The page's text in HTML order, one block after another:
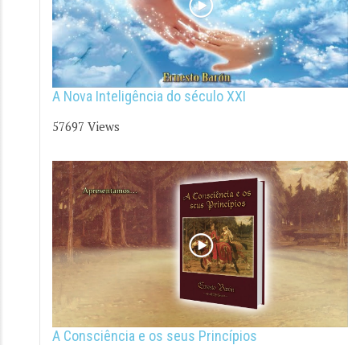
A Nova Inteligência do século XXI
57697 Views
A Consciência e os seus Princípios